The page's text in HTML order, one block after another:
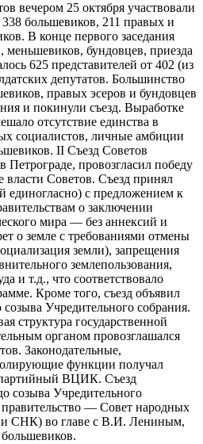
вечером 25 октября участвовали
338 большевиков, 211 правых и
В конце первого заседания
меньшевиков, бундовцев, приезда
625 представителей от 402 (из
депутатов. Большинство
правых эсеров и бундовцев
и покинули съезд. Выработке
отсутствие единства в
социалистов, личные амбиции
II Съезд Советов
Петрограде, провозгласил победу
Советов. Съезд принял
единогласно) с предложением к
о заключении
мира — без аннексий и
о земле с требованиями отмены
земли), запрещения
землепользования,
и т.д., что соответствовало
Кроме того, съезд объявил
Учредительного собрания.
структура государственной
органом провозглашался
Законодательные,
функции получал
ВЦИК. Съезд
созыва Учредительного
— Совет народных
СНК) во главе с В.И. Лениным,